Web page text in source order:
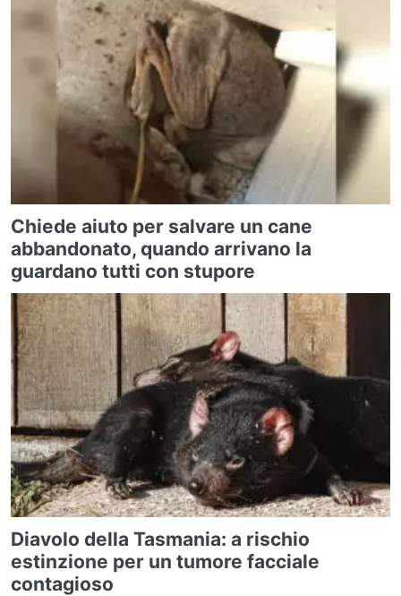
Chiede aiuto per salvare un cane
abbandonato, quando arrivano la
guardano tutti con stupore
Diavolo della Tasmania: a rischio
estinzione per un tumore facciale
contagioso